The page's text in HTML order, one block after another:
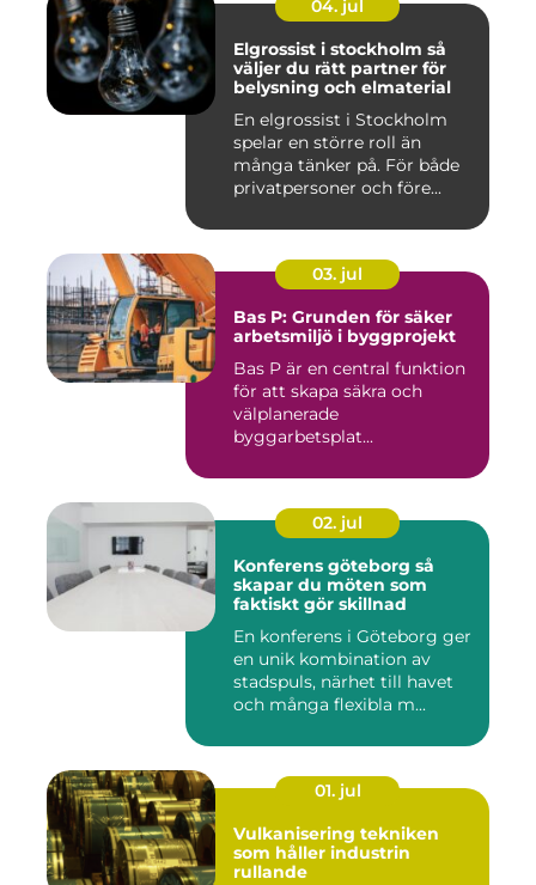
04. jul
Elgrossist i stockholm så
väljer du rätt partner för
belysning och elmaterial
En elgrossist i Stockholm
spelar en större roll än
många tänker på. För både
privatpersoner och före...
03. jul
Bas P: Grunden för säker
arbetsmiljö i byggprojekt
Bas P är en central funktion
för att skapa säkra och
välplanerade
byggarbetsplat...
02. jul
Konferens göteborg så
skapar du möten som
faktiskt gör skillnad
En konferens i Göteborg ger
en unik kombination av
stadspuls, närhet till havet
och många flexibla m...
01. jul
Vulkanisering tekniken
som håller industrin
rullande